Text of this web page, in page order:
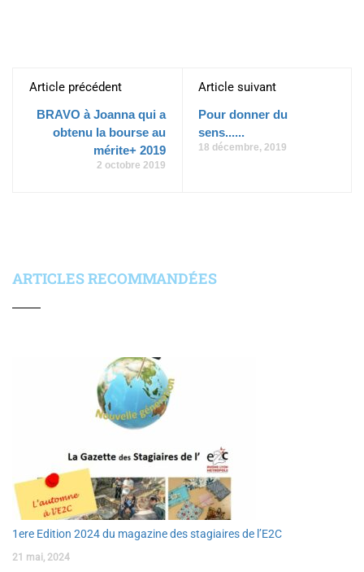
Article précédent
BRAVO à Joanna qui a
obtenu la bourse au
mérite+ 2019
2 octobre 2019
Article suivant
Pour donner du
sens......
18 décembre, 2019
ARTICLES RECOMMANDÉES
1ere Edition 2024 du magazine des stagiaires de l’E2C
21 mai, 2024